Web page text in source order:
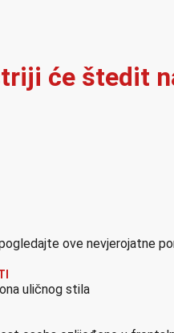
će štedit
ove nevjerojatne
uličnog stila